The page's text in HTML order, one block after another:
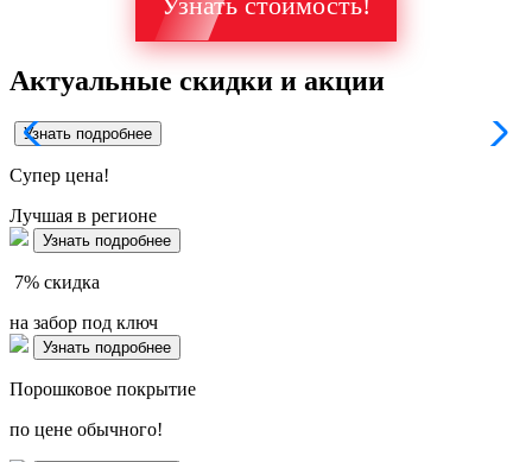
Актуальные скидки и акции
Узнать подробнее
Супер цена!
Лучшая в регионе
Узнать подробнее
7% скидка
на забор под ключ
Узнать подробнее
Порошковое покрытие
по цене обычного!